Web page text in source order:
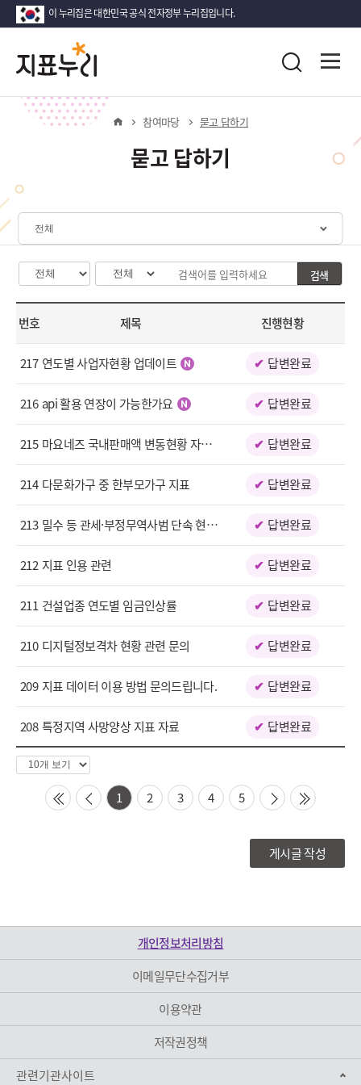
이 누리집은 대한민국 공식 전자정부 누리집입니다.
지
표
리
다
시
한
민
국
의
나
라
통합검색
참여마당 묻고 답하기
묻고 답하기
선
택
카
테
택
구
분
검
색
검색
번호 제목 진행현황
217 연도별 사업자현황 업데이트 답변완료
216 api 활용 연장이 가능한가요 답변완료
215 마요네즈 국내판매액 변동현황 자료 문의의 건 답변완료
214 다문화가구 중 한부모가구 지표 답변완료
213 밀수 등 관세·부정무역사범 단속 현황 자료 정보 추가 요청 답변완료
212 지표 인용 관련 답변완료
211 건설업종 연도별 임금인상률 답변완료
210 디지털정보격차 현황 관련 문의 답변완료
209 지표 데이터 이용 방법 문의드립니다. 답변완료
208 특정지역 사망양상 지표 자료 답변완료
first prev 1 2 3 4 5 next last
게시글 작성
개인정보처리방침
이메일무단수집거부
이용약관
저작권정책
관련기관사이트